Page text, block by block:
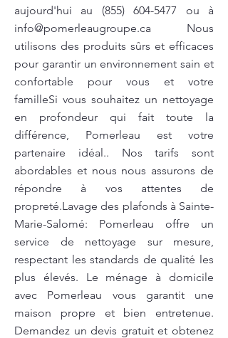
aujourd'hui au (855) 604-5477 ou à
info@pomerleaugroupe.ca Nous
utilisons des produits sûrs et efficaces
pour garantir un environnement sain et
confortable pour vous et votre
familleSi vous souhaitez un nettoyage
en profondeur qui fait toute la
différence, Pomerleau est votre
partenaire idéal.. Nos tarifs sont
abordables et nous nous assurons de
répondre à vos attentes de
propreté.Lavage des plafonds à Sainte-
Marie-Salomé: Pomerleau offre un
service de nettoyage sur mesure,
respectant les standards de qualité les
plus élevés. Le ménage à domicile
avec Pomerleau vous garantit une
maison propre et bien entretenue.
Demandez un devis gratuit et obtenez